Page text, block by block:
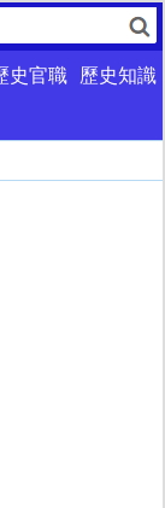
史官職
歷史知識